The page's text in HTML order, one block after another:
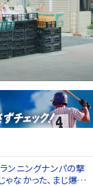
ランニングナンパの撃
なかった、まじ爆